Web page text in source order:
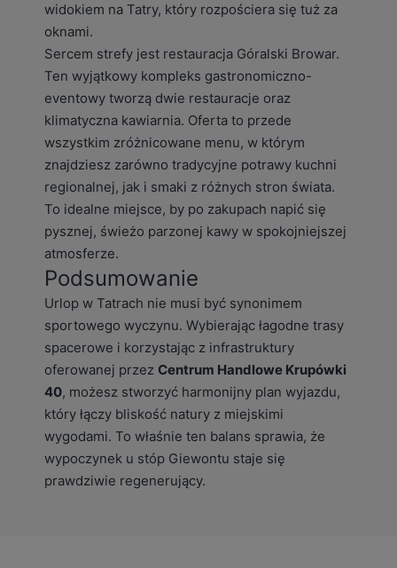
widokiem na Tatry, który rozpościera się tuż za
oknami.
Sercem strefy jest restauracja Góralski Browar.
Ten wyjątkowy kompleks gastronomiczno-
eventowy tworzą dwie restauracje oraz
klimatyczna kawiarnia. Oferta to przede
wszystkim zróżnicowane menu, w którym
znajdziesz zarówno tradycyjne potrawy kuchni
regionalnej, jak i smaki z różnych stron świata.
To idealne miejsce, by po zakupach napić się
pysznej, świeżo parzonej kawy w spokojniejszej
atmosferze.
Podsumowanie
Urlop w Tatrach nie musi być synonimem
sportowego wyczynu. Wybierając łagodne trasy
spacerowe i korzystając z infrastruktury
oferowanej przez Centrum Handlowe Krupówki
40, możesz stworzyć harmonijny plan wyjazdu,
który łączy bliskość natury z miejskimi
wygodami. To właśnie ten balans sprawia, że
wypoczynek u stóp Giewontu staje się
prawdziwie regenerujący.